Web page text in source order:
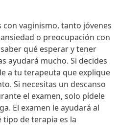
con vaginismo, tanto jóvenes
o preocupación con
qué esperar y tener
ayudará mucho. Si decides
a tu terapeuta que explique
Si necesitas un descanso
el examen, solo pídele
El examen le ayudará al
de terapia es la